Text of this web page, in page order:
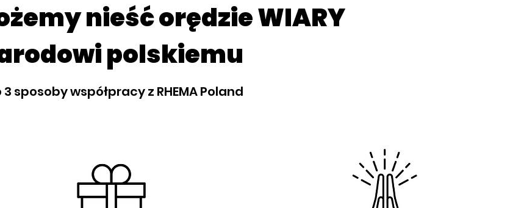
nieść orędzie WIARY
polskiemu
3 sposoby współpracy z RHEMA Poland